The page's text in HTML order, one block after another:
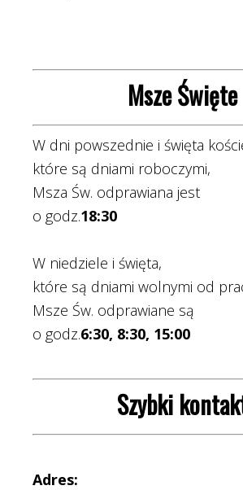
Msze Święte
W dni powszednie i święta
które są dniami roboczymi,
Msza Św. odprawiana jest
o godz.18:30
W niedziele i święta,
które są dniami wolnymi od
Msze Św. odprawiane są
o godz.6:30, 8:30, 15:00
Szybki
Adres: